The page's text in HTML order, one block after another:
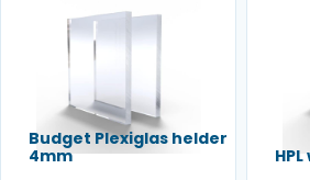
Budget Plexiglas helder
4mm